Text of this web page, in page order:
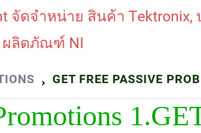
GET FREE PASSIVE